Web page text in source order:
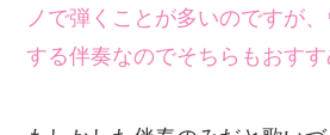
ノで弾くことが多いのですが
する伴奏なのでそちらもおすす